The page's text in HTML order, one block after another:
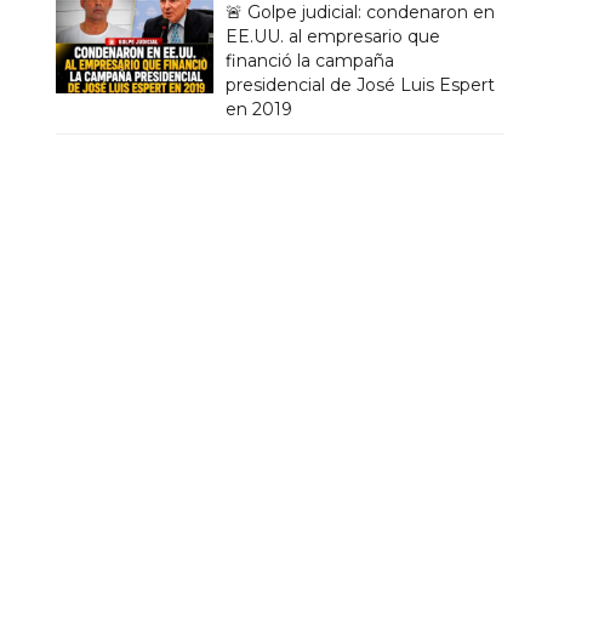
🚨 Golpe judicial: condenaron en
EE.UU. al empresario que
financió la campaña
presidencial de José Luis Espert
en 2019